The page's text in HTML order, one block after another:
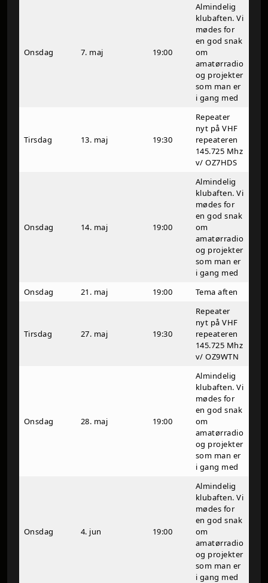
Onsdag 7. maj 19:00
Almindelig
klubaften. Vi
mødes for
en god snak
om
amatørradio
og projekter
som man er
i gang med
Tirsdag 13. maj 19:30
Repeater
nyt på VHF
repeateren
145.725 Mhz
v/ OZ7HDS
Onsdag 14. maj 19:00
Almindelig
klubaften. Vi
mødes for
en god snak
om
amatørradio
og projekter
som man er
i gang med
Onsdag
21. maj 19:00 Tema aften
Tirsdag 27. maj 19:30
Repeater
nyt på VHF
repeateren
145.725 Mhz
v/ OZ9WTN
Onsdag 28. maj 19:00
Almindelig
klubaften. Vi
mødes for
en god snak
om
amatørradio
og projekter
som man er
i gang med
Onsdag 4. jun 19:00
Almindelig
klubaften. Vi
mødes for
en god snak
om
amatørradio
og projekter
som man er
i gang med